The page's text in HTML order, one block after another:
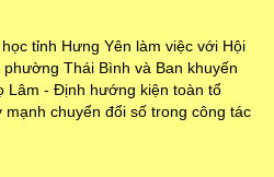
học tỉnh Hưng Yên làm việc với Hội
phường Thái Bình và Ban khuyến
Lâm - Định hướng kiện toàn tổ
mạnh chuyển đổi số trong công tác